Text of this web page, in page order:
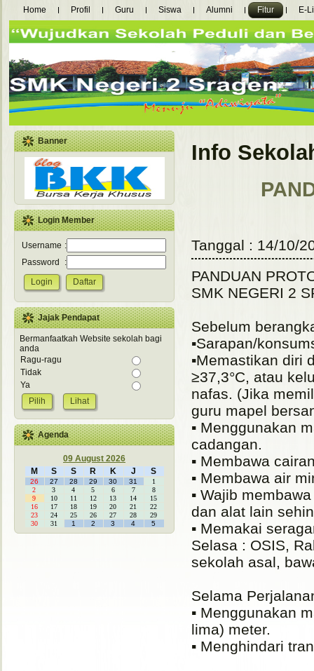
Home Profil Guru Siswa Alumni Fitur E-
Banner
Login Member
Username :
Password
:
Jajak Pendapat
Bermanfaatkah Website sekolah bagi
anda
Ragu-ragu
Tidak
Ya
Lihat
Agenda
09 August 2026
M
S S R K J S
26 27 28 29 30 31
1
2
3 4 5 6 7
8
9
10 11 12 13 14
15
16
17 18 19 20 21
22
23
24 25 26 27 28
29
30
31 1 2 3 4 5
Info
Tanggal : 14/10/
PANDUAN
SMK NEGERI 2
Sebelum
▪️Sarapan/
▪️Memastikan diri
≥37,3°C, atau
nafas. (Jika
guru mapel
▪️ Menggunakan
cadangan.
▪️ Membawa
▪️ Membawa air
▪️ Wajib
dan alat lain
▪️ Memakai
Selasa : OSIS,
sekolah asal,
Selama
▪️ Menggunakan
lima) meter.
▪️ Menghindari